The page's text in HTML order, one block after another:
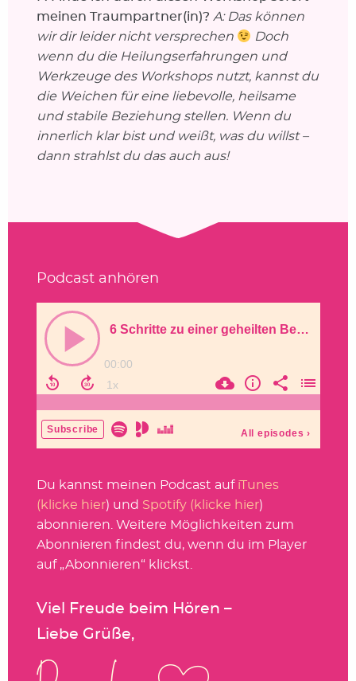
meinen Traumpartner(in)? A: Das können
wir dir leider nicht versprechen
Doch
wenn du die Heilungserfahrungen und
Werkzeuge des Workshops nutzt, kannst du
die Weichen für eine liebevolle, heilsame
und stabile Beziehung stellen. Wenn du
innerlich klar bist und weißt, was du willst –
dann strahlst du das auch aus!
Podcast anhören
Du kannst meinen Podcast auf iTunes
(klicke hier) und Spotify (klicke hier)
abonnieren. Weitere Möglichkeiten zum
Abonnieren findest du, wenn du im Player
auf „Abonnieren“ klickst.
Viel Freude beim Hören –
Liebe Grüße,